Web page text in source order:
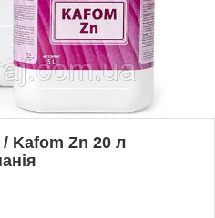
Kafom Zn 20 л